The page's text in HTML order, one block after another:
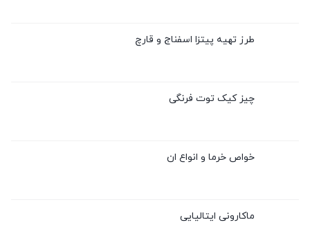
طرز تهیه پیتزا اسفناج و قارچ
چیز کیک توت فرنگی
خواص خرما و انواع ان
ماکارونی ایتالیایی